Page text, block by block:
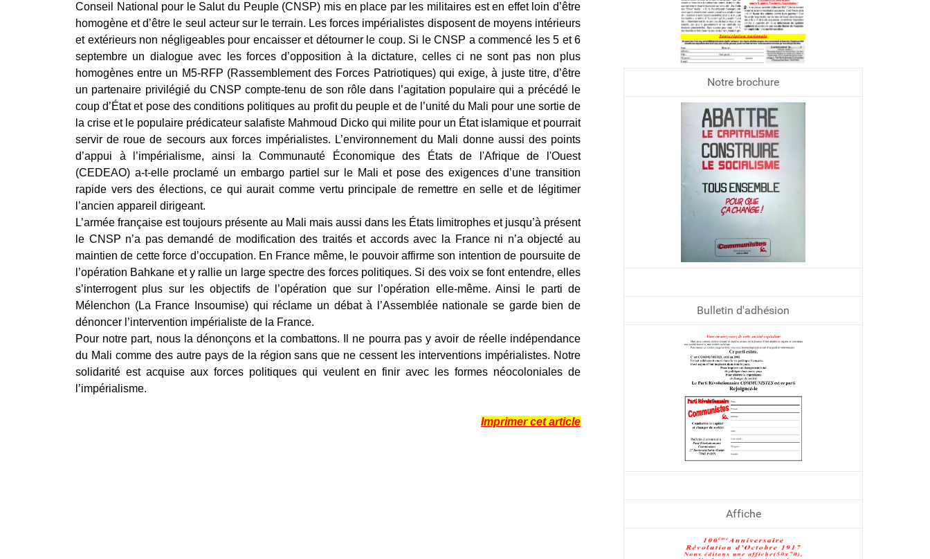
Conseil National pour le Salut du Peuple (CNSP) mis en place par les militaires est en effet loin d’être
homogène et d’être le seul acteur sur le terrain. Les forces impérialistes disposent de moyens intérieurs
et extérieurs non négligeables pour encaisser et détourner le coup. Si le CNSP a commencé les 5 et 6
septembre un dialogue avec les forces d’opposition à la dictature, celles ci ne sont pas non plus
homogènes entre un M5-RFP (Rassemblement des Forces Patriotiques) qui exige, à juste titre, d’être
un partenaire privilégié du CNSP compte-tenu de son rôle dans l’agitation populaire qui a précédé le
coup d’État et pose des conditions politiques au profit du peuple et de l’unité du Mali pour une sortie de
la crise et le populaire prédicateur salafiste Mahmoud Dicko qui milite pour un État islamique et pourrait
servir de roue de secours aux forces impérialistes. L’environnement du Mali donne aussi des points
d’appui à l’impérialisme, ainsi la Communauté Économique des États de l'Afrique de l'Ouest
(CEDEAO) a-t-elle proclamé un embargo partiel sur le Mali et pose des exigences d’une transition
rapide vers des élections, ce qui aurait comme vertu principale de remettre en selle et de légitimer
l’ancien appareil dirigeant.
L’armée française est toujours présente au Mali mais aussi dans les États limitrophes et jusqu’à présent
le CNSP n’a pas demandé de modification des traités et accords avec la France ni n’a objecté au
maintien de cette force d’occupation. En France même, le pouvoir affirme son intention de poursuite de
l’opération Bahkane et y rallie un large spectre des forces politiques. Si des voix se font entendre, elles
s’interrogent plus sur les objectifs de l’opération que sur l’opération elle-même. Ainsi le parti de
Mélenchon (La France Insoumise) qui réclame un débat à l’Assemblée nationale se garde bien de
dénoncer l’intervention impérialiste de la France.
Pour notre part, nous la dénonçons et la combattons. Il ne pourra pas y avoir de réelle indépendance
du Mali comme des autre pays de la région sans que ne cessent les interventions impérialistes. Notre
solidarité est acquise aux forces politiques qui veulent en finir avec les formes néocoloniales de
l’impérialisme.
Imprimer cet article
Notre brochure
Bulletin d'adhésion
Affiche